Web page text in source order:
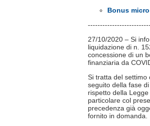
Bonus
27/10/2020 – Si
liquidazione di n.
concessione di un
finanziaria da
Si tratta del settimo
seguito della fase di
rispetto della
particolare col
precedenza già
fornito in domanda.